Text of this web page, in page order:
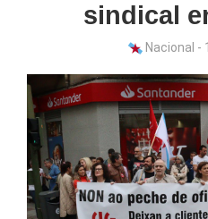
sindical
Nacional -